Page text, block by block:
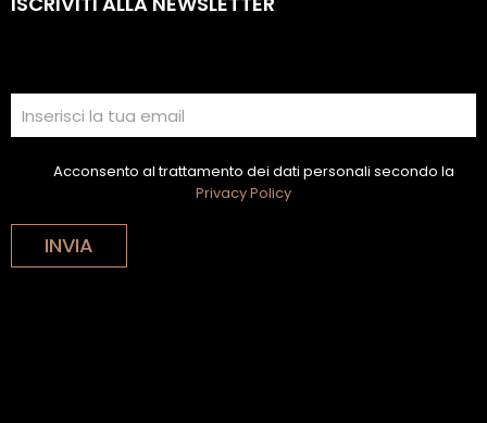
Acconsento al trattamento dei dati personali secondo la
Privacy Policy
INVIA